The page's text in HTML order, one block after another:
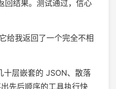
结果。测试通过，信心
我返回了一个完全不相
十层嵌套的 JSON、散落
先后顺序的工具执行快